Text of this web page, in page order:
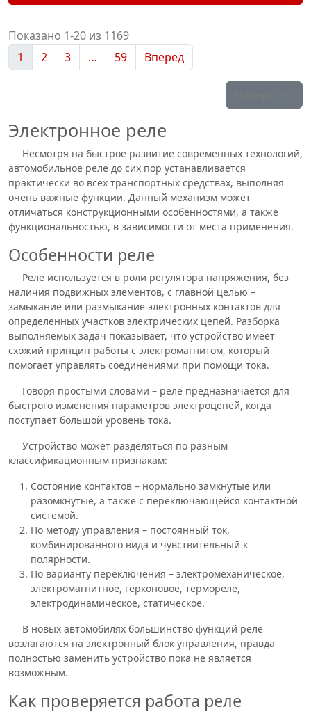
Показано 1-20 из 1169
1
2 3 … 59 Вперед
Электронное реле
Несмотря на быстрое развитие современных технологий,
автомобильное реле до сих пор устанавливается
практически во всех транспортных средствах, выполняя
очень важные функции. Данный механизм может
отличаться конструкционными особенностями, а также
функциональностью, в зависимости от места применения.
Особенности реле
Реле используется в роли регулятора напряжения, без
наличия подвижных элементов, с главной целью –
замыкание или размыкание электронных контактов для
определенных участков электрических цепей. Разборка
выполняемых задач показывает, что устройство имеет
схожий принцип работы с электромагнитом, который
помогает управлять соединениями при помощи тока.
Говоря простыми словами – реле предназначается для
быстрого изменения параметров электроцепей, когда
поступает большой уровень тока.
Устройство может разделяться по разным
классификационным признакам:
Состояние контактов – нормально замкнутые или
разомкнутые, а также с переключающейся контактной
системой.
По методу управления – постоянный ток,
комбинированного вида и чувствительный к
полярности.
По варианту переключения – электромеханическое,
электромагнитное, герконовое, термореле,
электродинамическое, статическое.
В новых автомобилях большинство функций реле
возлагаются на электронный блок управления, правда
полностью заменить устройство пока не является
возможным.
Как проверяется работа реле